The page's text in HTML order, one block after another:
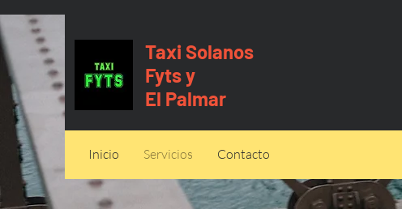
Taxi Solanos
Fyts y
El Palmar
Inicio Servicios Contacto